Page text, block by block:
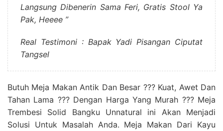
Langsung Dibenerin Sama Feri, Gratis Stool Ya
Pak, Heeee ”
Real Testimoni : Bapak Yadi Pisangan Ciputat
Tangsel
Butuh Meja Makan Antik Dan Besar ??? Kuat, Awet Dan
Tahan Lama ??? Dengan Harga Yang Murah ??? Meja
Trembesi Solid Bangku Unnatural ini Akan Menjadi
Solusi Untuk Masalah Anda. Meja Makan Dari Kayu